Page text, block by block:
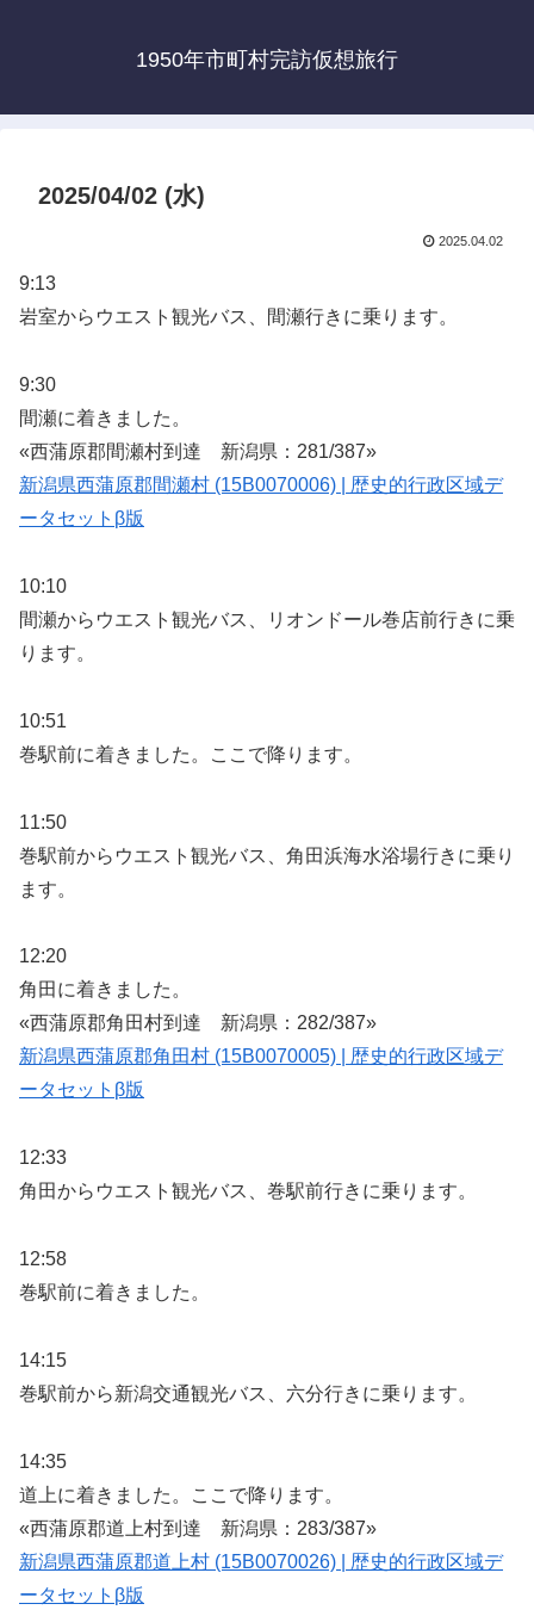
1950年市町村完訪仮想旅行
2025/04/02 (水)
2025.04.02
9:13
岩室からウエスト観光バス、間瀬行きに乗ります。
9:30
間瀬に着きました。
«西蒲原郡間瀬村到達 新潟県：281/387»
新潟県西蒲原郡間瀬村 (15B0070006) | 歴史的行政区域デ
ータセットβ版
10:10
間瀬からウエスト観光バス、リオンドール巻店前行きに乗
ります。
10:51
巻駅前に着きました。ここで降ります。
11:50
巻駅前からウエスト観光バス、角田浜海水浴場行きに乗り
ます。
12:20
角田に着きました。
«西蒲原郡角田村到達 新潟県：282/387»
新潟県西蒲原郡角田村 (15B0070005) | 歴史的行政区域デ
ータセットβ版
12:33
角田からウエスト観光バス、巻駅前行きに乗ります。
12:58
巻駅前に着きました。
14:15
巻駅前から新潟交通観光バス、六分行きに乗ります。
14:35
道上に着きました。ここで降ります。
«西蒲原郡道上村到達 新潟県：283/387»
新潟県西蒲原郡道上村 (15B0070026) | 歴史的行政区域デ
ータセットβ版